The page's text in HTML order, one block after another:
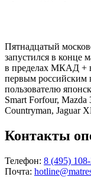
Пятнадцатый
запустился в конце
в пределах МКАД +
первым
пользователю
Smart Forfour,
Countryman, Jaguar
Контакты
Телефон: 8 (495)
Почта: